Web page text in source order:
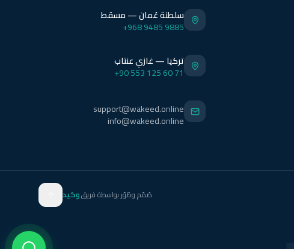
سلطنة عُمان — مسقط
+968 9485 9885
تركيا — غازي عنتاب
+90 553 125 60 71
support@wakeed.online
info@wakeed.online
صُمّم وطُوّر بواسطة فريقوكيد